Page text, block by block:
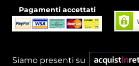
Pagamenti accettati
Siamo presenti su